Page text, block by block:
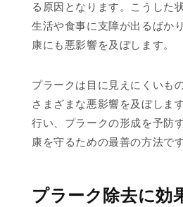
る原因となります。こうした
生活や食事に支障が出るばか
康にも悪影響を及ぼします。
プラークは目に見えにくいも
さまざまな悪影響を及ぼしま
行い、プラークの形成を予防
康を守るための最善の方法です
プラーク除去に効